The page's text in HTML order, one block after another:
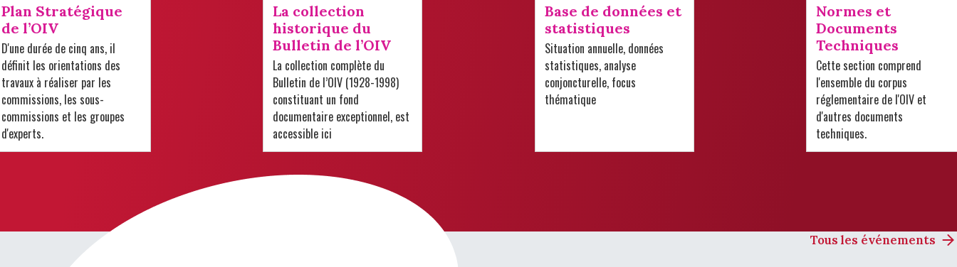
Plan Stratégique
de l’OIV
D'une durée de cinq ans, il
définit les orientations des
travaux à réaliser par les
commissions, les sous-
commissions et les groupes
d'experts.
La collection
historique du
Bulletin de l’OIV
La collection complète du
Bulletin de l’OIV (1928-1998)
constituant un fond
documentaire exceptionnel, est
accessible ici
Base de données et
statistiques
Situation annuelle, données
statistiques, analyse
conjoncturelle, focus
thématique
Normes et
Documents
Techniques
Cette section comprend
l'ensemble du corpus
réglementaire de l'OIV et
d'autres documents
techniques.
Tous les événements